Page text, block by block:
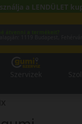
a LENDÜLET